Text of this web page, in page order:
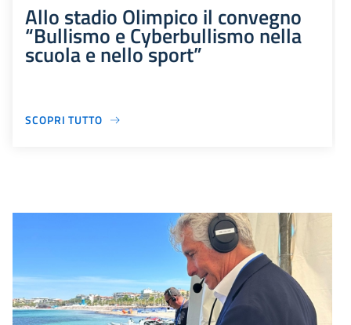
Allo stadio Olimpico il convegno
“Bullismo e Cyberbullismo nella
scuola e nello sport”
SCOPRI TUTTO